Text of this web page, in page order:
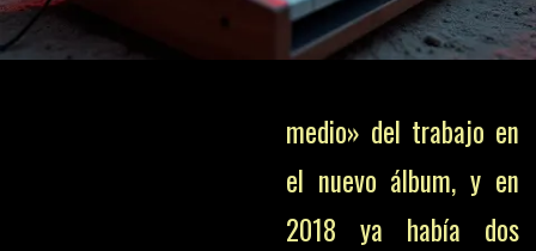
medio» del trabajo en
el nuevo álbum, y en
2018 ya había dos